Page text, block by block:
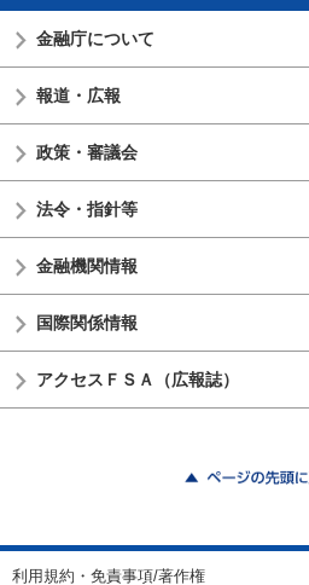
金融庁について
報道・広報
政策・審議会
法令・指針等
金融機関情報
国際関係情報
アクセスＦＳＡ（広報誌）
利用規約・免責事項/著作権